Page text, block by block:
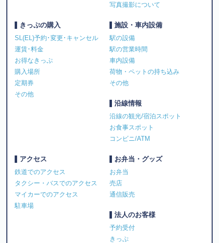
写真撮影について
きっぷの購入
SL(EL)予約･変更･キャンセル
運賃･料金
お得なきっぷ
購入場所
定期券
その他
施設・車内設備
駅の設備
駅の営業時間
車内設備
荷物・ペットの持ち込み
その他
沿線情報
沿線の観光/宿泊スポット
お食事スポット
コンビニ/ATM
アクセス
鉄道でのアクセス
タクシー・バスでのアクセス
マイカーでのアクセス
駐車場
お弁当・グッズ
お弁当
売店
通信販売
法人のお客様
予約受付
きっぷ